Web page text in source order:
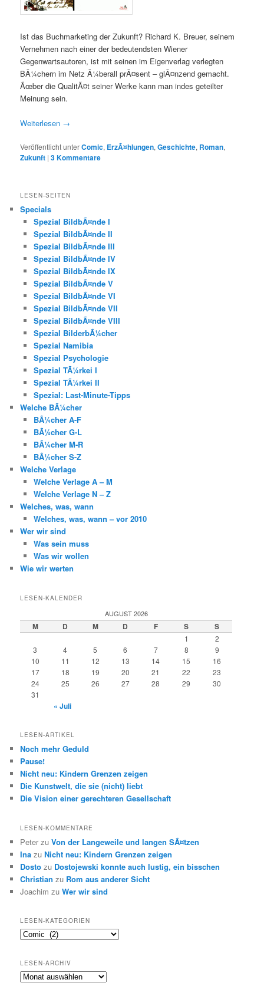
Ist das Buchmarketing der Zukunft? Richard K. Breuer, seinem
Vernehmen nach einer der bedeutendsten Wiener
Gegenwartsautoren, ist mit seinen im Eigenverlag verlegten
BÃ¼chern im Netz Ã¼berall prÃ¤sent – glÃ¤nzend gemacht.
Ãœber die QualitÃ¤t seiner Werke kann man indes geteilter
Meinung sein.
Weiterlesen →
Veröffentlicht unterComic, ErzÃ¤hlungen,Geschichte, Roman,
Zukunft |3Kommentare
LESEN-SEITEN
Specials
Spezial BildbÃ¤nde I
Spezial BildbÃ¤nde II
Spezial BildbÃ¤nde III
Spezial BildbÃ¤nde IV
Spezial BildbÃ¤nde IX
Spezial BildbÃ¤nde V
Spezial BildbÃ¤nde VI
Spezial BildbÃ¤nde VII
Spezial BildbÃ¤nde VIII
Spezial BilderbÃ¼cher
Spezial Namibia
Spezial Psychologie
Spezial TÃ¼rkei I
Spezial TÃ¼rkei II
Spezial: Last-Minute-Tipps
Welche BÃ¼cher
BÃ¼cher A-F
BÃ¼cher G-L
BÃ¼cher M-R
BÃ¼cher S-Z
Welche Verlage
Welche Verlage A – M
Welche Verlage N – Z
Welches, was, wann
Welches, was, wann – vor 2010
Wer wir sind
Was sein muss
Was wir wollen
Wie wir werten
LESEN-KALENDER
AUGUST 2026
M D M D F S S
1
2
3
4 5 6 7 8
9
10
11 12 13 14 15
16
17
18 19 20 21 22
23
24
25 26 27 28 29
30
31
« Juli
LESEN-ARTIKEL
Noch mehr Geduld
Pause!
Nicht neu: Kindern Grenzen zeigen
Die Kunstwelt, die sie (nicht) liebt
Die Vision einer gerechteren Gesellschaft
LESEN-KOMMENTARE
Peter zuVon der Langeweile und langen SÃ¤tzen
Ina zuNicht neu: Kindern Grenzen zeigen
Dosto zu Dostojewski konnte auch lustig, ein bisschen
Christian zu Rom aus anderer Sicht
Joachim zuWer wir sind
LESEN-KATEGORIEN
Lesen-
LESEN-ARCHIV
Lesen-